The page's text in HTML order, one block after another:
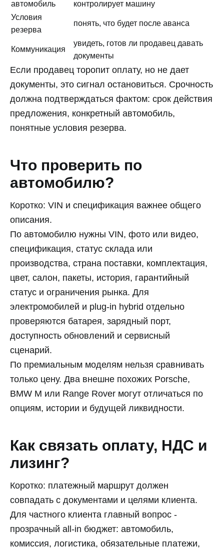
автомобиль
контролирует машину
Условия
резерва
понять, что будет после аванса
Коммуникация
увидеть, готов ли продавец давать
документы
Если продавец торопит оплату, но не дает
документы, это сигнал остановиться. Срочность
должна подтверждаться фактом: срок действия
предложения, конкретный автомобиль,
понятные условия резерва.
Что проверить по
автомобилю?
Коротко: VIN и спецификация важнее общего
описания.
По автомобилю нужны VIN, фото или видео,
спецификация, статус склада или
производства, страна поставки, комплектация,
цвет, салон, пакеты, история, гарантийный
статус и ограничения рынка. Для
электромобилей и plug-in hybrid отдельно
проверяются батарея, зарядный порт,
доступность обновлений и сервисный
сценарий.
По премиальным моделям нельзя сравнивать
только цену. Два внешне похожих Porsche,
BMW M или Range Rover могут отличаться по
опциям, истории и будущей ликвидности.
Как связать оплату, НДС и
лизинг?
Коротко: платежный маршрут должен
совпадать с документами и целями клиента.
Для частного клиента главный вопрос -
прозрачный all-in бюджет: автомобиль,
комиссия, логистика, обязательные платежи,